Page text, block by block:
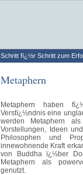
Schritt fï¿½r Schritt zum
Metaphern
Metaphern haben
Verstï¿½ndnis eine
werden Metaphern
Vorstellungen, Ideen
Philosophen und
innewohnende Kraft
von Buddha ï¿½ber
Metaphern als
genutzt.